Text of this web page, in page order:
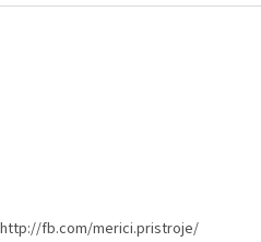
fb.com/merici.pristroje/